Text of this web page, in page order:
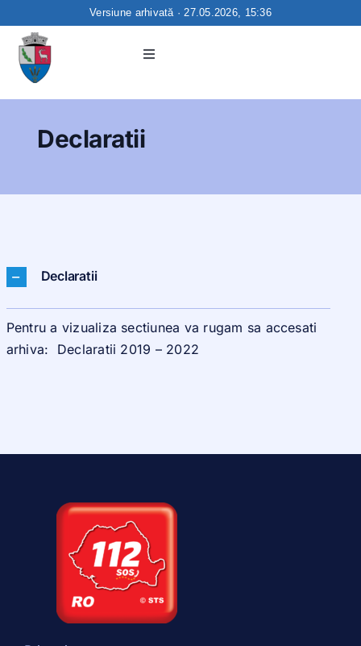
Versiune arhivată · 27.05.2026, 15:36
Skip
content
Toggle
Acasa
Primaria
Noutati
Declaratii
Declaratii
Pentru a vizualiza sectiunea va rugam sa accesati
arhiva: Declaratii 2019 – 2022